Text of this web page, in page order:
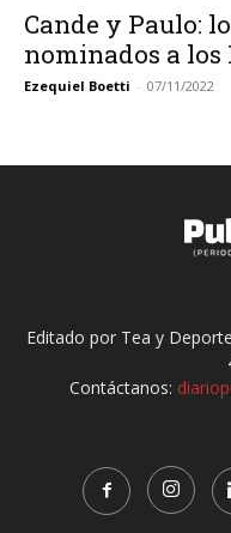
Cande y Paulo:
nominados a
Ezequiel Boetti - 07/11/2022
Editado por Tea y
Contáctanos: